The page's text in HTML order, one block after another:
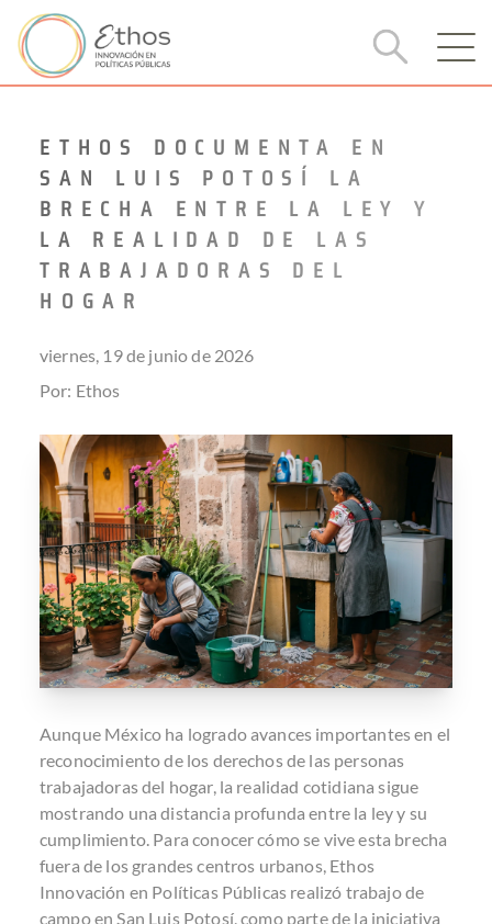
ETHOS DOCUMENTA EN
SAN LUIS POTOSÍ LA
BRECHA ENTRE LA LEY Y
LA REALIDAD DE LAS
TRABAJADORAS DEL
HOGAR
viernes, 19 de junio de 2026
Por: Ethos
Aunque México ha logrado avances importantes en el
reconocimiento de los derechos de las personas
trabajadoras del hogar, la realidad cotidiana sigue
mostrando una distancia profunda entre la ley y su
cumplimiento. Para conocer cómo se vive esta brecha
fuera de los grandes centros urbanos, Ethos
Innovación en Políticas Públicas realizó trabajo de
campo en San Luis Potosí, como parte de la iniciativa